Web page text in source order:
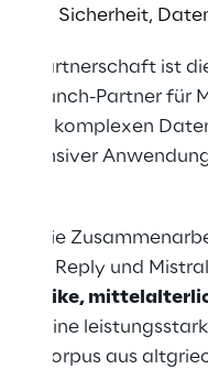
bei Sicherheit,
der Partnerschaft ist
Launch-Partner für
hochkomplexen
ist die
Reply und
antike,
eine
Korpus aus